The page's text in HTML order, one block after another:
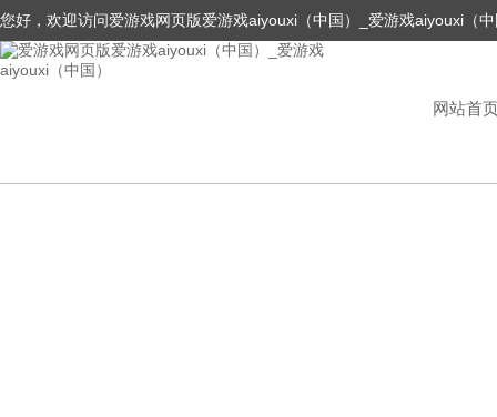
您好，欢迎访问爱游戏网页版爱游戏aiyouxi（中国）_爱游戏aiyouxi（
网站首